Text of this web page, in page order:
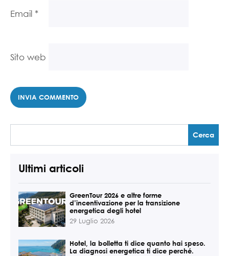
Email *
Sito web
Ultimi articoli
GreenTour 2026 e altre forme
d’incentivazione per la transizione
energetica degli hotel
29 Luglio 2026
Hotel, la bolletta ti dice quanto hai speso.
La diagnosi energetica ti dice perché.